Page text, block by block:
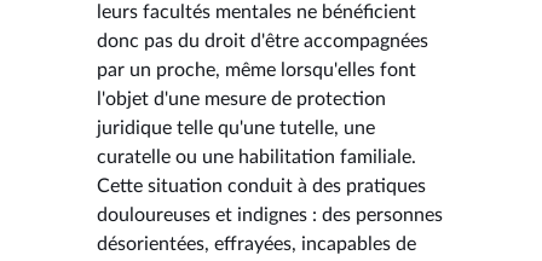
leurs facultés mentales ne bénéficient
donc pas du droit d'être accompagnées
par un proche, même lorsqu'elles font
l'objet d'une mesure de protection
juridique telle qu'une tutelle, une
curatelle ou une habilitation familiale.
Cette situation conduit à des pratiques
douloureuses et indignes : des personnes
désorientées, effrayées, incapables de